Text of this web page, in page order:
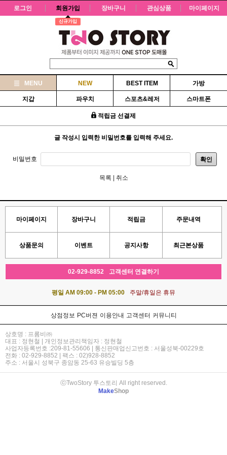
로그인 회원가입
신규가입
장바구니 관심상품 마이페이지
MENU NEW BEST ITEM 가방
지갑 파우치 스포츠&레저 스마트폰
적립금 선결제
글 작성시 입력한 비밀번호를 입력해 주세요.
비밀번호 확인
목록 취소
마이페이지 장바구니 적립금 주문내역
상품문의 이벤트 공지사항 최근본상품
02-929-8852 고객센터 연결하기
평일 AM 09:00 - PM 05:00 주말/휴일은 휴뮤
상점정보 PC버젼 이용안내 고객센터 커뮤니티
상호명 : 프롬비㈜
대표 : 정현철 | 개인정보관리책임자 : 정현철
사업자등록번호 :209-81-55606 | 통신판매업신고번호 : 서울성북-00229호
전화 : 02-929-8852 | 팩스 : 02)928-8852
주소 : 서울시 성북구 종암동 25-63 유승빌딩 5층
ⓒTwoStory 투스토리 All right reserved.
MakeShop